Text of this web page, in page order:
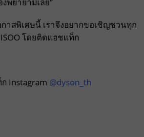
าสพิเศษนี้ เราจึงอยากขอเชิญชวนทุก
โดยติดแฮชแท็ก
Instagram @dyson_th